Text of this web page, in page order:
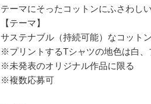
テーマにそったコットンにふさわし
【テーマ】
サステナブル（持続可能）なコットン
※プリントするTシャツの地色は白、
※未発表のオリジナル作品に限る
※複数応募可